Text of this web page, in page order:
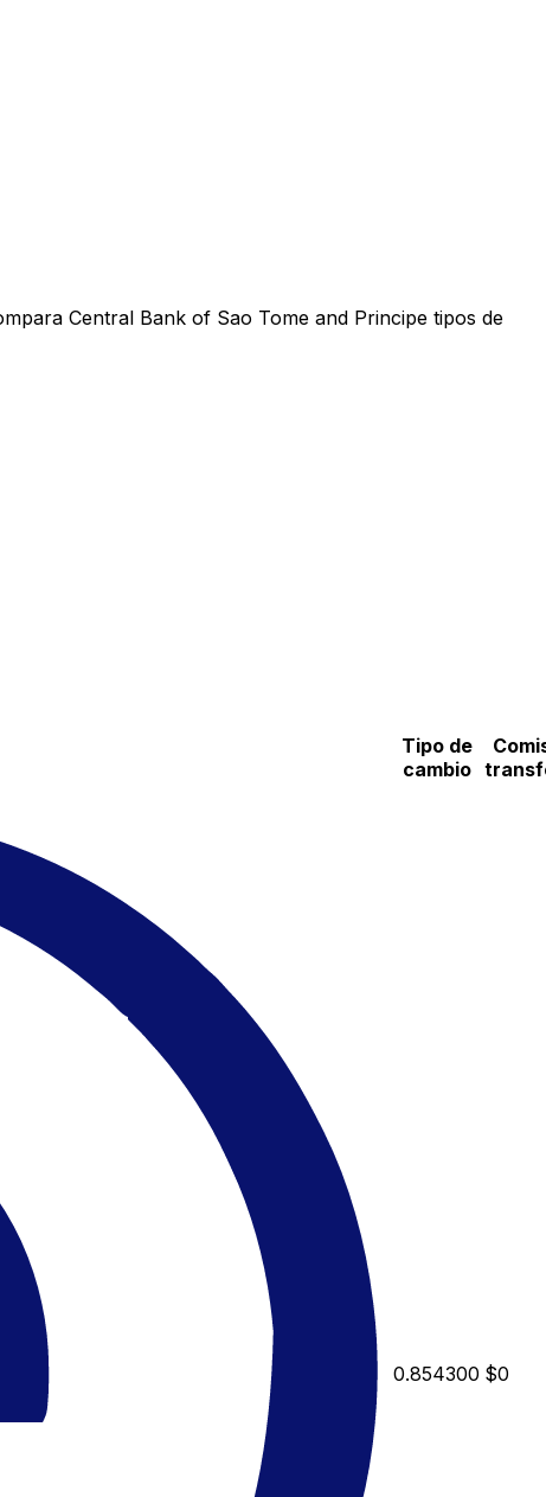
Central Bank of Sao Tome and Principe tipos de
Tipo de
cambio
0.854300 $0